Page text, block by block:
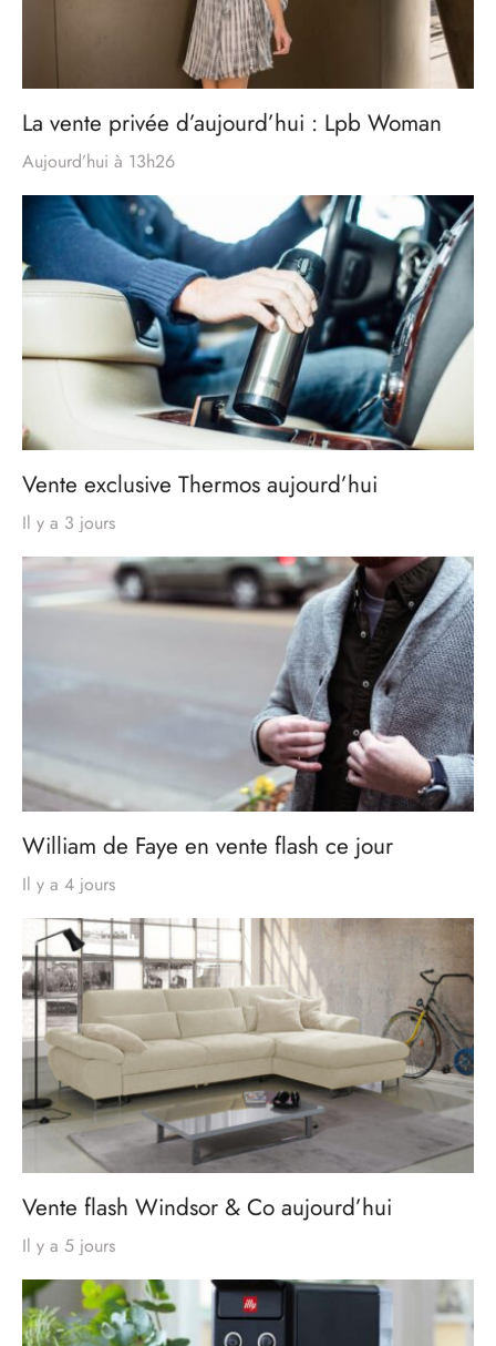
La vente privée d’aujourd’hui : Lpb Woman
Aujourd’hui à 13h26
Vente exclusive Thermos aujourd’hui
Il y a 3 jours
William de Faye en vente flash ce jour
Il y a 4 jours
Vente flash Windsor & Co aujourd’hui
Il y a 5 jours